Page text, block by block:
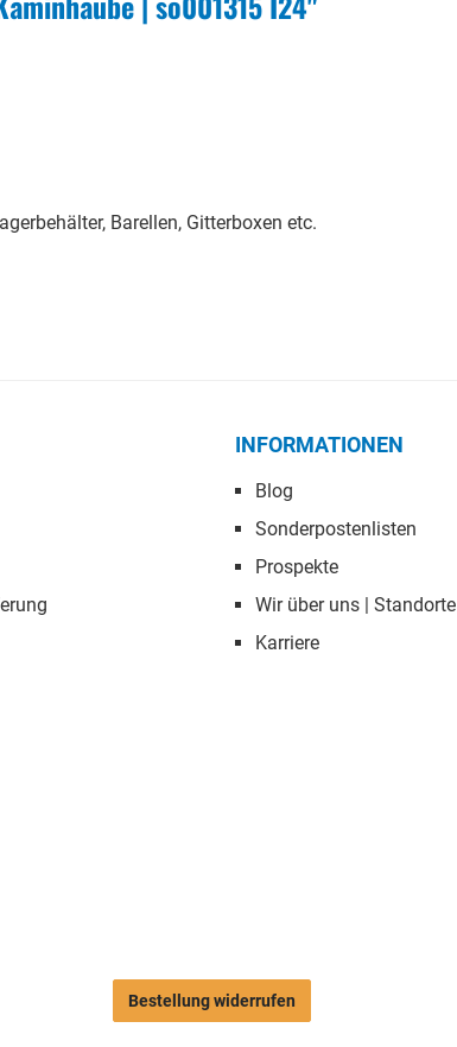
Barellen, Gitterboxen etc.
INFORMATIONEN
Blog
Sonderpostenlisten
Prospekte
Wir über uns | Standorte
Karriere
Bestellung widerrufen